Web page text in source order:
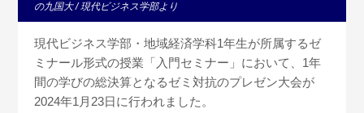
の九国大/現代ビジネス学部より
現代ビジネス学部・地域経済学科1年生が所属するゼ
ミナール形式の授業「入門セミナー」において、1年
間の学びの総決算となるゼミ対抗のプレゼン大会が
2024年1月23日に行われました。